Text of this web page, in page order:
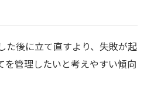
た後に立て直すより、失敗が起
を管理したいと考えやすい傾向